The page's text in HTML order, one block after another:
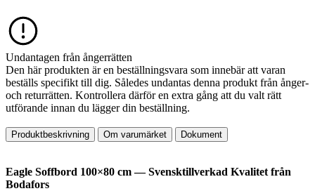
Undantagen från ångerrätten
Den här produkten är en beställningsvara som innebär att varan
beställs specifikt till dig. Således undantas denna produkt från ånger-
och returrätten. Kontrollera därför en extra gång att du valt rätt
utförande innan du lägger din beställning.
Produktbeskrivning Om varumärket Dokument
Eagle Soffbord 100×80 cm — Svensktillverkad Kvalitet från
Bodafors